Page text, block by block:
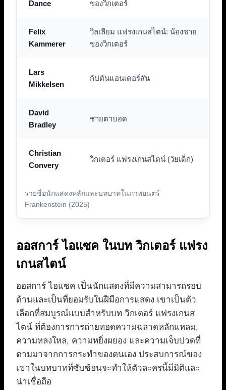
รายชื่อนักแสดงหลักและบทบาทในภาพยนตร์
Frankenstein (2025)
Dance
ของวิกเตอร์
Felix
Kammerer
วิลเลียม แฟรงเกนสไตน์: น้องชาย
ของวิกเตอร์
Lars
Mikkelsen
กัปตันแอนเดอร์สัน
David
Bradley
ชายตาบอด
Christian
Convery
วิกเตอร์ แฟรงเกนสไตน์ (วัยเด็ก)
ออสการ์ ไอแซค ในบท วิกเตอร์ แฟรง
เกนสไตน์
ออสการ์ ไอแซค เป็นนักแสดงที่มีความสามารถรอบ
ด้านและเป็นที่ยอมรับในฝีมือการแสดง เขาเป็นตัว
เลือกที่สมบูรณ์แบบสำหรับบท วิกเตอร์ แฟรงเกนส
ไตน์ ที่ต้องการการถ่ายทอดความฉลาดหลักแหลม,
ความหลงใหล, ความหยิ่งผยอง และความเจ็บปวดที่
ตามมาจากการกระทำของตนเอง ประสบการณ์ของ
เขาในบทบาทที่ซับซ้อนจะทำให้ตัวละครนี้มีมิติและ
น่าเชื่อถือ